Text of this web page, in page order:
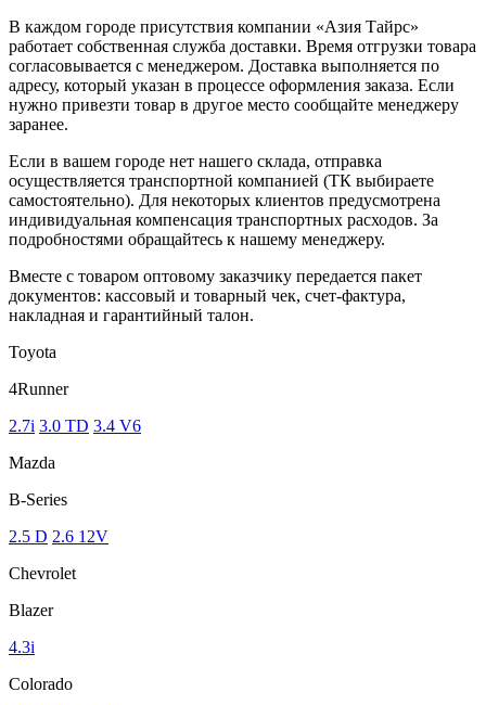
В каждом городе присутствия компании «Азия Тайрс»
работает собственная служба доставки. Время отгрузки товара
согласовывается с менеджером. Доставка выполняется по
адресу, который указан в процессе оформления заказа. Если
нужно привезти товар в другое место сообщайте менеджеру
заранее.
Если в вашем городе нет нашего склада, отправка
осуществляется транспортной компанией (ТК выбираете
самостоятельно). Для некоторых клиентов предусмотрена
индивидуальная компенсация транспортных расходов. За
подробностями обращайтесь к нашему менеджеру.
Вместе с товаром оптовому заказчику передается пакет
документов: кассовый и товарный чек, счет-фактура,
накладная и гарантийный талон.
Toyota
4Runner
2.7i 3.0 TD 3.4 V6
Mazda
B-Series
2.5 D 2.6 12V
Chevrolet
Blazer
4.3i
Colorado